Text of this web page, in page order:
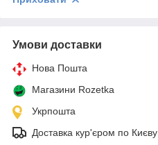
Умови доставки
Нова Пошта
Магазини Rozetka
Укрпошта
Доставка кур'єром по Києву